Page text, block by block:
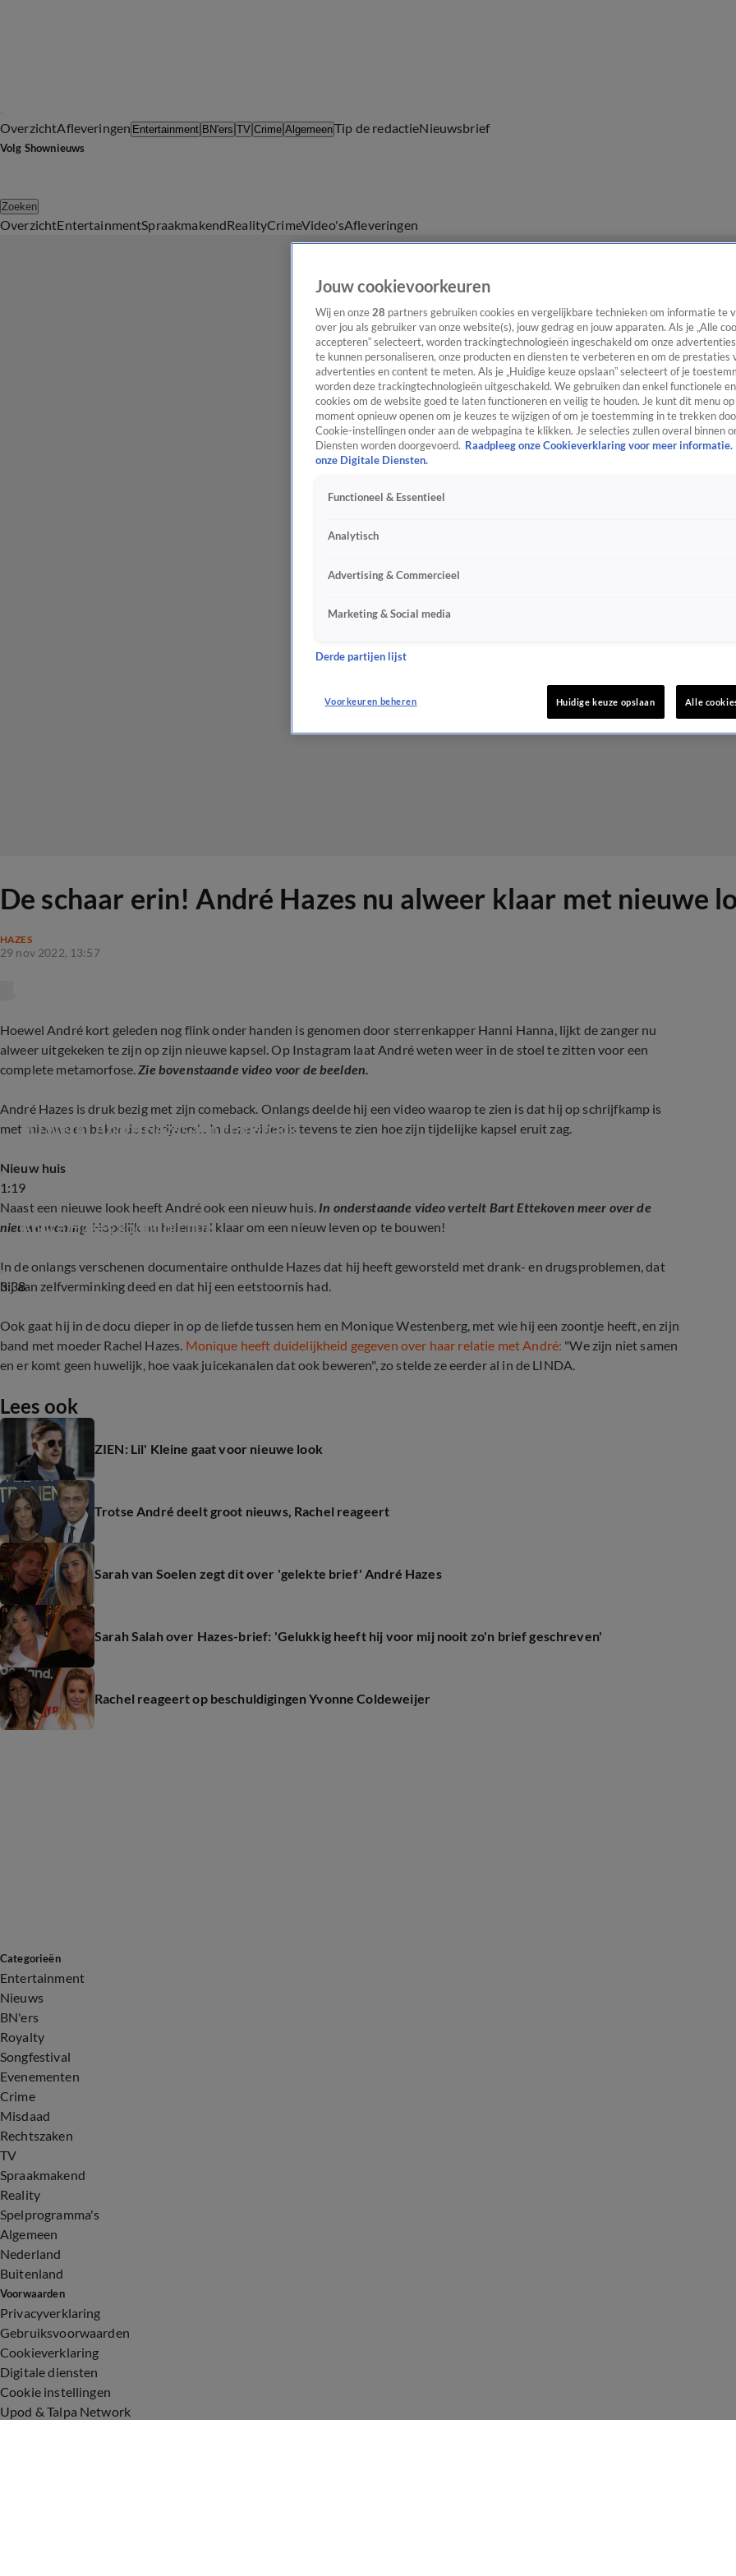
OverzichtAfleveringen Entertainment BN'ers TV Crime AlgemeenTip de redactieNieuwsbrief
Volg Shownieuws
Zoeken
OverzichtEntertainmentSpraakmakendRealityCrimeVideo'sAfleveringen
De schaar erin! André Hazes nu alweer klaar met nieuwe
HAZES
29 nov 2022, 13:57
Hoewel André kort geleden nog flink onder handen is genomen door sterrenkapper Hanni Hanna, lijkt de zanger nu
alweer uitgekeken te zijn op zijn nieuwe kapsel. Op Instagram laat André weten weer in de stoel te zitten voor een
complete metamorfose.Zie bovenstaande video voor de beelden.
André Hazes is druk bezig met zijn comeback. Onlangs deelde hij een video waarop te zien is dat hij op schrijfkamp is
met 'nieuwe en bekende schrijvers'... In deze video is tevens te zien hoe zijn tijdelijke kapsel eruit zag.
1:19
ZO werkt André Hazes aan comeback
Nieuw huis
Naast een nieuwe look heeft André ook een nieuw huis. In onderstaande video vertelt Bart Ettekoven meer over de
nieuwe woning. Hopelijk nu helemaal klaar om een nieuw leven op te bouwen!
3:38
André Hazes koopt dit huis
In de onlangs verschenen documentaire onthulde Hazes dat hij heeft geworsteld met drank- en drugsproblemen, dat
hij aan zelfverminking deed en dat hij een eetstoornis had.
Ook gaat hij in de docu dieper in op de liefde tussen hem en Monique Westenberg, met wie hij een zoontje heeft, en zijn
band met moeder Rachel Hazes. Monique heeft duidelijkheid gegeven over haar relatie met André: "We zijn niet samen
en er komt geen huwelijk, hoe vaak juicekanalen dat ook beweren", zo stelde ze eerder al in de LINDA.
Lees ook
ZIEN: Lil' Kleine gaat voor nieuwe look
Trotse André deelt groot nieuws, Rachel reageert
Sarah van Soelen zegt dit over 'gelekte brief' André Hazes
Sarah Salah over Hazes-brief: 'Gelukkig heeft hij voor mij nooit zo'n brief geschreven'
Rachel reageert op beschuldigingen Yvonne Coldeweijer
Categorieën
Entertainment
Nieuws
BN'ers
Royalty
Songfestival
Evenementen
Crime
Misdaad
Rechtszaken
TV
Spraakmakend
Reality
Spelprogramma's
Algemeen
Nederland
Buitenland
Voorwaarden
Privacyverklaring
Gebruiksvoorwaarden
Cookieverklaring
Digitale diensten
Cookie instellingen
Upod & Talpa Network
Jouw cookievoorkeuren
Wij en onze 28 partners gebruiken cookies en vergelijkbare technieken om informatie te
over jou als gebruiker van onze website(s), jouw gedrag en jouw apparaten. Als je „Alle
accepteren” selecteert, worden trackingtechnologieën ingeschakeld om onze
te kunnen personaliseren, onze producten en diensten te verbeteren en om de prestaties
advertenties en content te meten. Als je „Huidige keuze opslaan” selecteert of je
worden deze trackingtechnologieën uitgeschakeld. We gebruiken dan enkel functionele
cookies om de website goed te laten functioneren en veilig te houden. Je kunt dit menu
moment opnieuw openen om je keuzes te wijzigen of om je toestemming in te trekken
Cookie-instellingen onder aan de webpagina te klikken. Je selecties zullen overal binnen
Diensten worden doorgevoerd. Raadpleeg onze Cookieverklaring voor meer informatie.
onze Digitale Diensten.
Functioneel & Essentieel
Analytisch
Advertising & Commercieel
Marketing & Social media
Derde partijen lijst
Voorkeuren beheren Huidige keuze opslaan Alle